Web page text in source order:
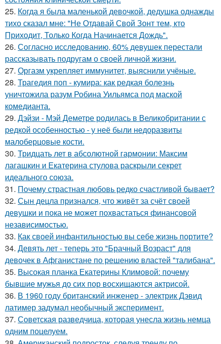
25. Когда я была маленькой девочкой, дедушка однажды
тихо сказал мне: "Не Отдавай Свой Зонт тем, кто
Приходит, Только Когда Начинается Дождь".
26. Согласно исследованию, 60% девушек перестали
рассказывать подругам о своей личной жизни.
27. Оргазм укрепляет иммунитет, выяснили учёные.
28. Трагедия поп - кумира: как редкая болезнь
уничтожила разум Робина Уильямса под маской
комедианта.
29. Дэйзи - Мэй Деметре родилась в Великобритании с
редкой особенностью - у неё были недоразвиты
малоберцовые кости.
30. Тридцать лет в абсолютной гармонии: Максим
лагашкин и Екатерина стулова раскрыли секрет
идеального союза.
31. Почему страстная любовь редко счастливой бывает?
32. Сын децла признался, что живёт за счёт своей
девушки и пока не может похвастаться финансовой
независимостью.
33. Как своей инфантильностью вы себе жизнь портите?
34. Девять лет - теперь это "Брачный Возраст" для
девочек в Афганистане по решению властей "талибана".
35. Высокая планка Екатерины Климовой: почему
бывшие мужья до сих пор восхищаются актрисой.
36. В 1960 году британский инженер - электрик Дэвид
латимер задумал необычный эксперимент.
37. Советская разведчица, которая унесла жизнь немца
одним поцелуем.